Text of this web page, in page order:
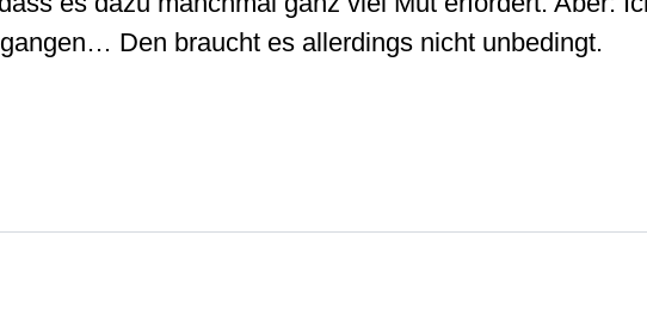
Den braucht es allerdings nicht unbedingt.